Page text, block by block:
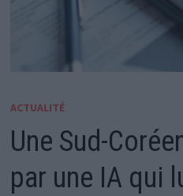
ACTUALITÉ
Une Sud-
par une IA qui